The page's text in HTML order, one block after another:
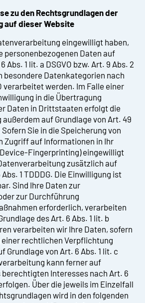
zu den Rechtsgrundlagen der
auf dieser Website
eingewilligt haben,
personenbezogenen Daten auf
Abs. 1 lit. a DSGVO bzw. Art. 9 Abs. 2
besondere Datenkategorien nach
verarbeitet werden. Im Falle einer
in die Übertragung
Daten in Drittstaaten erfolgt die
auf Grundlage von Art. 49
Sofern Sie in die Speicherung von
Zugriff auf Informationen in Ihr
Fingerprinting) eingewilligt
zusätzlich auf
1 TDDDG. Die Einwilligung ist
Sind Ihre Daten zur
zur Durchführung
erforderlich, verarbeiten
des Art. 6 Abs. 1 lit. b
verarbeiten wir Ihre Daten, sofern
einer rechtlichen Verpflichtung
Grundlage von Art. 6 Abs. 1 lit. c
kann ferner auf
berechtigten Interesses nach Art. 6
Über die jeweils im Einzelfall
wird in den folgenden